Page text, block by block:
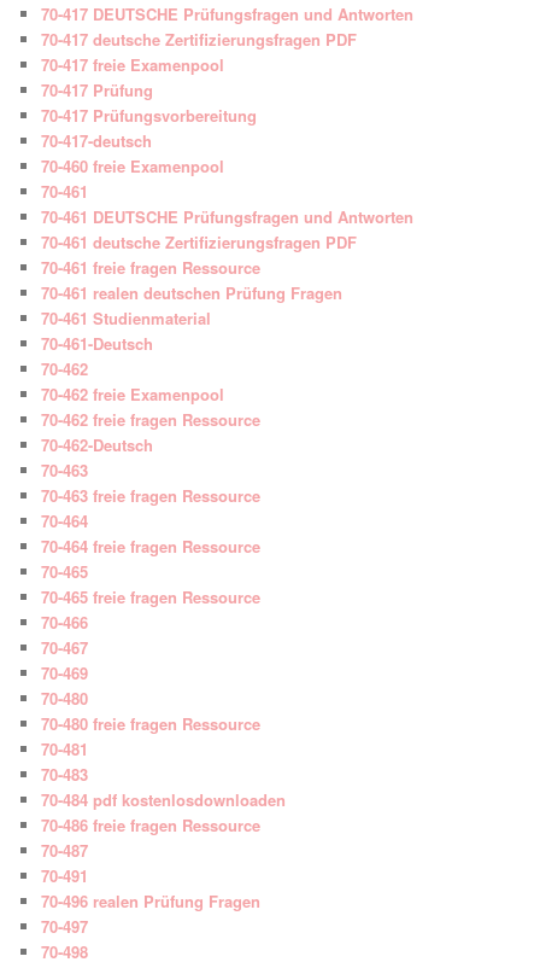
70-417 DEUTSCHE Prüfungsfragen und Antworten
70-417 deutsche Zertifizierungsfragen PDF
70-417 freie Examenpool
70-417 Prüfung
70-417 Prüfungsvorbereitung
70-417-deutsch
70-460 freie Examenpool
70-461
70-461 DEUTSCHE Prüfungsfragen und Antworten
70-461 deutsche Zertifizierungsfragen PDF
70-461 freie fragen Ressource
70-461 realen deutschen Prüfung Fragen
70-461 Studienmaterial
70-461-Deutsch
70-462
70-462 freie Examenpool
70-462 freie fragen Ressource
70-462-Deutsch
70-463
70-463 freie fragen Ressource
70-464
70-464 freie fragen Ressource
70-465
70-465 freie fragen Ressource
70-466
70-467
70-469
70-480
70-480 freie fragen Ressource
70-481
70-483
70-484 pdf kostenlosdownloaden
70-486 freie fragen Ressource
70-487
70-491
70-496 realen Prüfung Fragen
70-497
70-498